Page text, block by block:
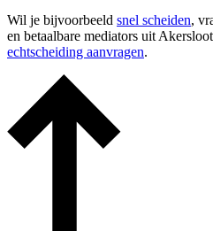
Wil je bijvoorbeeld snel scheiden,
en betaalbare mediators uit
echtscheiding aanvragen.